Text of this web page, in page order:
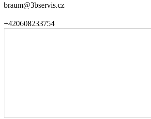
braum@3bservis.cz
+420608233754